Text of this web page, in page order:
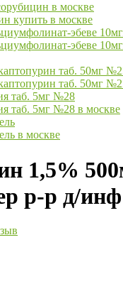
в москве
купить в москве
эбеве
эбеве
таб. 50мг
таб. 50мг
таб. 5мг №28
таб. 5мг №28 в москве
в москве
1,5%
р-р д/инф